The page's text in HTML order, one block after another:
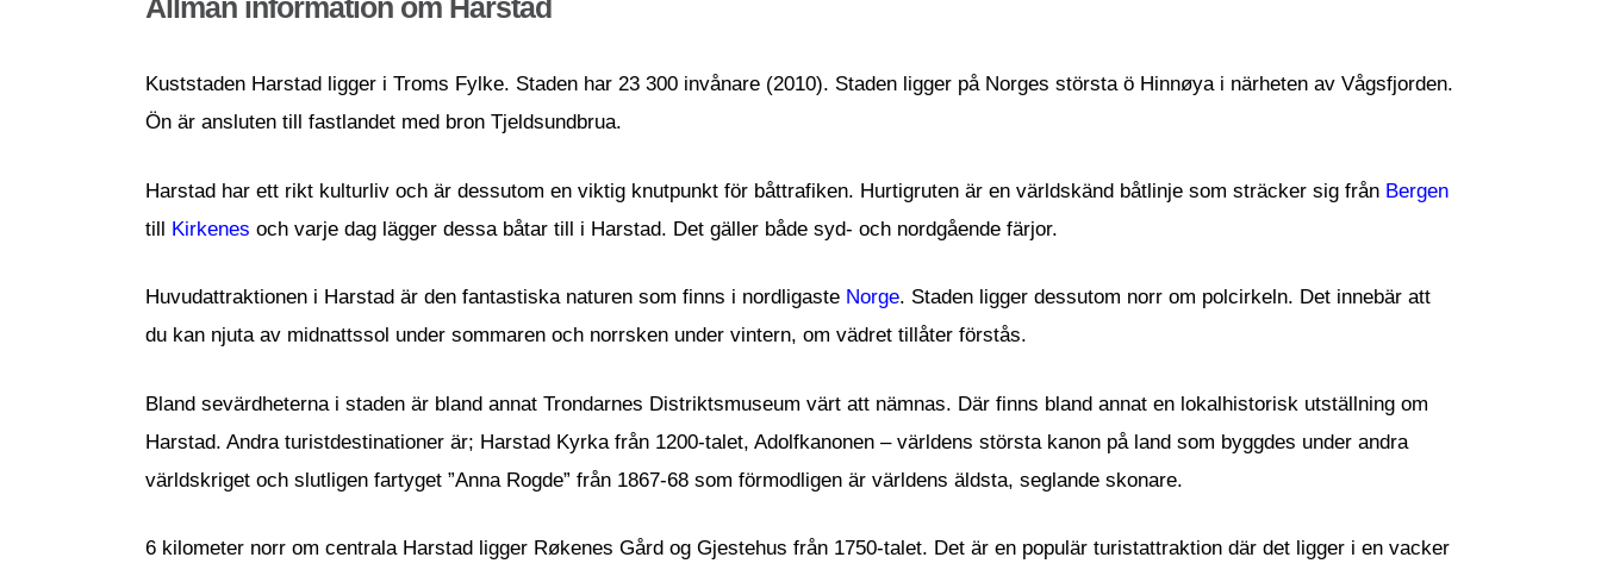
Allmän information om Harstad
Kuststaden Harstad ligger i Troms Fylke. Staden har 23 300 invånare (2010). Staden ligger på Norges största ö Hinnøya i närheten av Vågsfjorden.
Ön är ansluten till fastlandet med bron Tjeldsundbrua.
Harstad har ett rikt kulturliv och är dessutom en viktig knutpunkt för båttrafiken. Hurtigruten är en världskänd båtlinje som sträcker sig från Bergen
till Kirkenes och varje dag lägger dessa båtar till i Harstad. Det gäller både syd- och nordgående färjor.
Huvudattraktionen i Harstad är den fantastiska naturen som finns i nordligaste Norge. Staden ligger dessutom norr om polcirkeln. Det innebär att
du kan njuta av midnattssol under sommaren och norrsken under vintern, om vädret tillåter förstås.
Bland sevärdheterna i staden är bland annat Trondarnes Distriktsmuseum värt att nämnas. Där finns bland annat en lokalhistorisk utställning om
Harstad. Andra turistdestinationer är; Harstad Kyrka från 1200-talet, Adolfkanonen – världens största kanon på land som byggdes under andra
världskriget och slutligen fartyget ”Anna Rogde” från 1867-68 som förmodligen är världens äldsta, seglande skonare.
6 kilometer norr om centrala Harstad ligger Røkenes Gård og Gjestehus från 1750-talet. Det är en populär turistattraktion där det ligger i en vacker